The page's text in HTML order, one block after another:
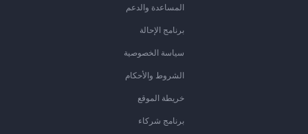
المساعدة والدعم
برنامج الإحالة
سياسة الخصوصية
الشروط والأحكام
خريطة الموقع
برنامج شركاء